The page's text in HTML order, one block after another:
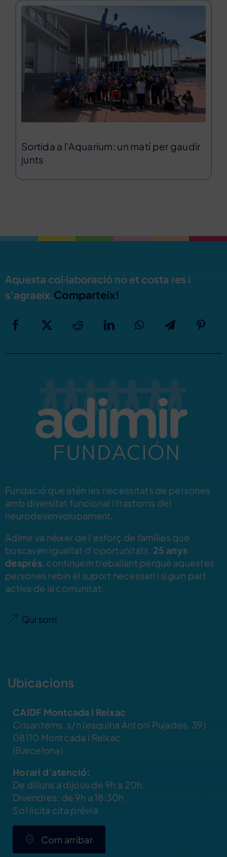
Sortida a l’Aquarium: un matí per gaudir
junts
Aquesta col·laboració no et costa res i
s’agraeix.Comparteix!
Fundació que atén les necessitats de persones
amb diversitat funcional i trastorns del
neurodesenvolupament.
Adimir va néixer de l’esforç de famílies que
buscaven igualtat d’oportunitats. 25 anys
després, continuem treballant perquè aquestes
persones rebin el suport necessari i siguin part
activa de la comunitat.
Qui som
Ubicacions
CAIDF Montcada i Reixac
Crisantems, s/n (esquina Antoni Pujades, 39)
08110 Montcada i Reixac
(Barcelona)
Horari d’atenció:
De dilluns a dijous de 9h a 20h.
Divendres: de 9h a 18:30h
Sol·licita cita prèvia
Com arribar